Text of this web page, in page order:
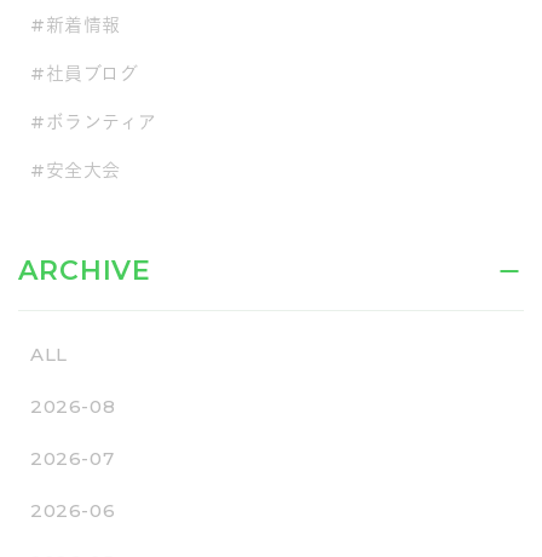
#新着情報
#社員ブログ
#ボランティア
#安全大会
ARCHIVE
ALL
2026-08
2026-07
2026-06